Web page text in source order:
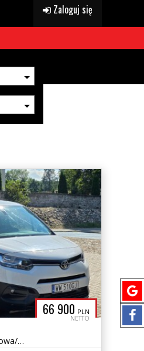
Zaloguj się
66 900 PLN
NETTO
Chłodnia/Salon PL/Bezwypadkowa/Wersja L2/Gwarancja